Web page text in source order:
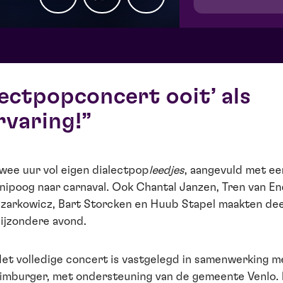
ooit’ als
uur vol eigen dialectpopleedjes, aangevuld met
naar carnaval. Ook Chantal Janzen, Tren van
Bart Storcken en Huub Stapel maakten
avond.
volledige concert is vastgelegd in samenwerking
met ondersteuning van de gemeente Venlo.